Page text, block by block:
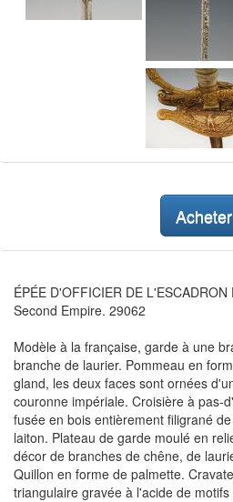
Acheter
ÉPÉE D'OFFICIER DE L'ESCADRON
Second Empire. 29062
Modèle à la française, garde à une
branche de laurier. Pommeau en
gland, les deux faces sont ornées
couronne impériale. Croisière à pas-
fusée en bois entièrement filigrané
laiton. Plateau de garde moulé en
décor de branches de chêne, de
Quillon en forme de palmette.
triangulaire gravée à l'acide de